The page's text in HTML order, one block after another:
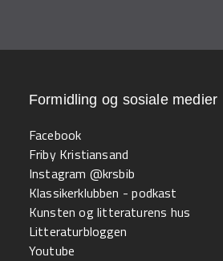
Formidling og sosiale medier
Facebook
Friby Kristiansand
Instagram @krsbib
Klassikerklubben - podkast
Kunsten og litteraturens hus
Litteraturbloggen
Youtube